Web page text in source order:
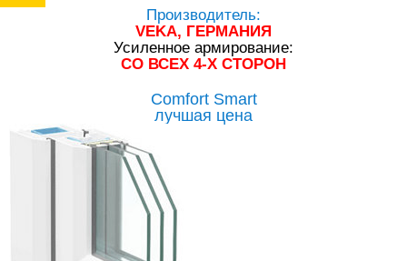
Производитель:
VEKA, ГЕРМАНИЯ
Усиленное армирование:
СО ВСЕХ 4-Х СТОРОН
Comfort Smart
лучшая цена